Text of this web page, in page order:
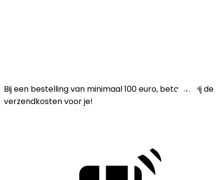
Bij een bestelling van minimaal 100 euro, betalen wij de
verzendkosten voor je!